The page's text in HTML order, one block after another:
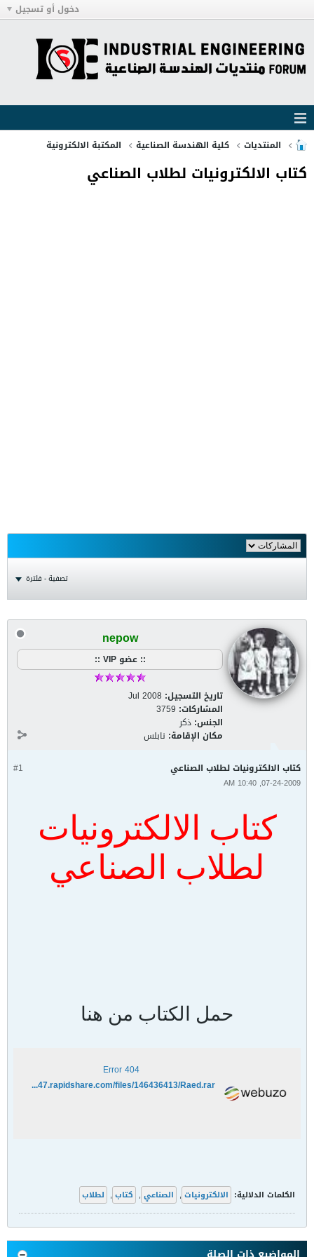
دخول أو تسجيل
المنتديات كلية الهندسة الصناعية المكتبة الالكترونية
كتاب الالكترونيات لطلاب الصناعي
تصفية - فلترة
nepow
:: عضو VIP ::
تاريخ التسجيل: Jul 2008
المشاركات: 3759
الجنس: ذكر
مكان الإقامة: نابلس
#1 كتاب الالكترونيات لطلاب الصناعي
07-24-2009, 10:40 AM
كتاب الالكترونيات
لطلاب الصناعي
حمل الكتاب من هنا
404 Error
http://rs347.rapidshare.com/files/146436413/Raed.rar
الكلمات الدلالية: الالكترونيات , الصناعي , كتاب , لطلاب